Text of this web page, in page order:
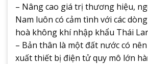
– Nâng cao giá trị thương hiệu,
Nam luôn có cảm tình với các
hoà không khí nhập khẩu Thái
– Bản thân là một đất nước có
xuất thiết bị điện tử quy mô lớn